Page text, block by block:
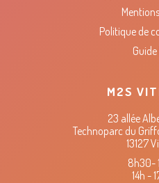
Politique de
Guide
M2S
23 allée
Technoparc du
13127
8h30-
14h -